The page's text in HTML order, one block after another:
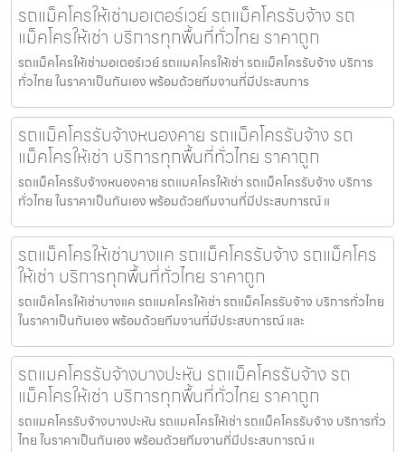
รถแม็คโครให้เช่ามอเตอร์เวย์ รถแม็คโครรับจ้าง รถ
แม็คโครให้เช่า บริการทุกพื้นที่ทั่วไทย ราคาถูก
รถแม็คโครให้เช่ามอเตอร์เวย์ รถแมคโครให้เช่า รถแม็คโครรับจ้าง บริการ
ทั่วไทย ในราคาเป็นกันเอง พร้อมด้วยทีมงานที่มีประสบการ
รถแม็คโครรับจ้างหนองคาย รถแม็คโครรับจ้าง รถ
แม็คโครให้เช่า บริการทุกพื้นที่ทั่วไทย ราคาถูก
รถแม็คโครรับจ้างหนองคาย รถแมคโครให้เช่า รถแม็คโครรับจ้าง บริการ
ทั่วไทย ในราคาเป็นกันเอง พร้อมด้วยทีมงานที่มีประสบการณ์ แ
รถแม็คโครให้เช่าบางแค รถแม็คโครรับจ้าง รถแม็คโคร
ให้เช่า บริการทุกพื้นที่ทั่วไทย ราคาถูก
รถแม็คโครให้เช่าบางแค รถแมคโครให้เช่า รถแม็คโครรับจ้าง บริการทั่วไทย
ในราคาเป็นกันเอง พร้อมด้วยทีมงานที่มีประสบการณ์ และ
รถแมคโครรับจ้างบางปะหัน รถแม็คโครรับจ้าง รถ
แม็คโครให้เช่า บริการทุกพื้นที่ทั่วไทย ราคาถูก
รถแมคโครรับจ้างบางปะหัน รถแมคโครให้เช่า รถแม็คโครรับจ้าง บริการทั่ว
ไทย ในราคาเป็นกันเอง พร้อมด้วยทีมงานที่มีประสบการณ์ แ